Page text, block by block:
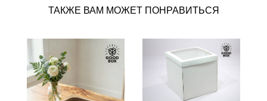
ТАКЖЕ ВАМ МОЖЕТ ПОНРАВИТЬСЯ